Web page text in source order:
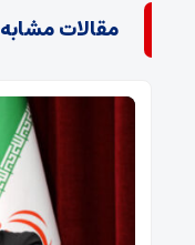
مقالات مشابه